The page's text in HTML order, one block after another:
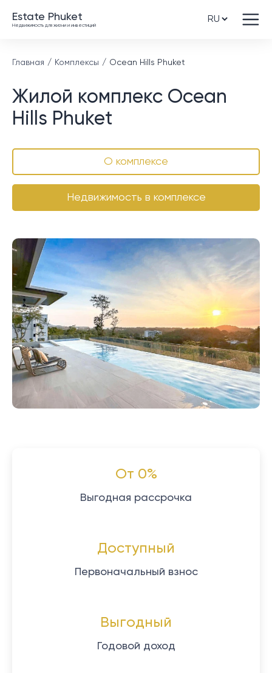
Estate Phuket
Недвижимость для жизни и инвестиций
Главная Комплексы Ocean Hills Phuket
Жилой комплекс Ocean
Hills Phuket
О комплексе
Недвижимость в комплексе
От 0%
Выгодная рассрочка
Доступный
Первоначальный взнос
Выгодный
Годовой доход